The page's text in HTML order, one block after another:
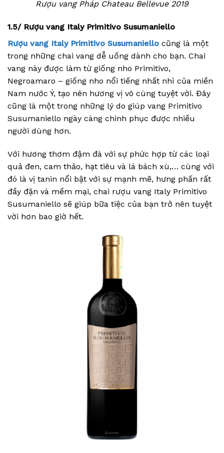
Rượu vang Pháp Chateau Bellevue 2019
1.5/ Rượu vang Italy Primitivo Susumaniello
Rượu vang Italy Primitivo Susumaniello cũng là một
trong những chai vang dễ uống dành cho bạn. Chai
vang này được làm từ giống nho Primitivo,
Negroamaro – giống nho nổi tiếng nhất nhì của miền
Nam nước Ý, tạo nên hương vị vô cùng tuyệt vời. Đây
cũng là một trong những lý do giúp vang Primitivo
Susumaniello ngày càng chinh phục được nhiều
người dùng hơn.
Với hương thơm đậm đà với sự phức hợp từ các loại
quả đen, cam thảo, hạt tiêu và lá bách xù,… cùng với
đó là vị tanin nổi bật với sự mạnh mẽ, hưng phấn rất
đầy đặn và mềm mại, chai rượu vang Italy Primitivo
Susumaniello sẽ giúp bữa tiệc của bạn trở nên tuyệt
vời hơn bao giờ hết.